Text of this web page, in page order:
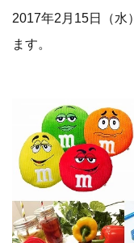
2017年2月15日（水
ます。